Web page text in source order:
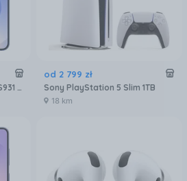
Samsung Galaxy S25 SM-S931 12/256GB Granatowy
od 2 799 zł
Sony PlayStation 5 Slim 1TB
18 km